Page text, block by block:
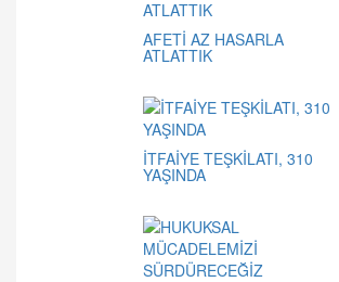
AFETİ AZ HASARLA
ATLATTIK
İTFAİYE TEŞKİLATI, 310
YAŞINDA